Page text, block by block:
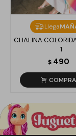
Llega
CHALINA
1
$ 490